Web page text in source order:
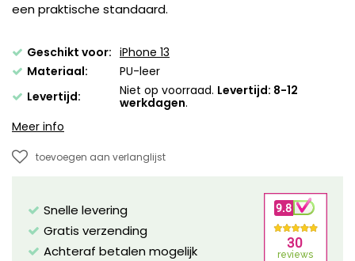
een praktische standaard.
Geschikt voor: iPhone 13
Materiaal:
PU-leer
Levertijd:
Niet op voorraad. Levertijd: 8-12
werkdagen.
Meer info
toevoegen aan verlanglijst
Snelle levering
Gratis verzending
Achteraf betalen mogelijk